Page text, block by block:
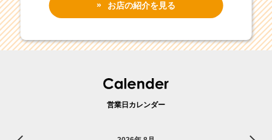
お店の紹介を見る
営業日カレンダー